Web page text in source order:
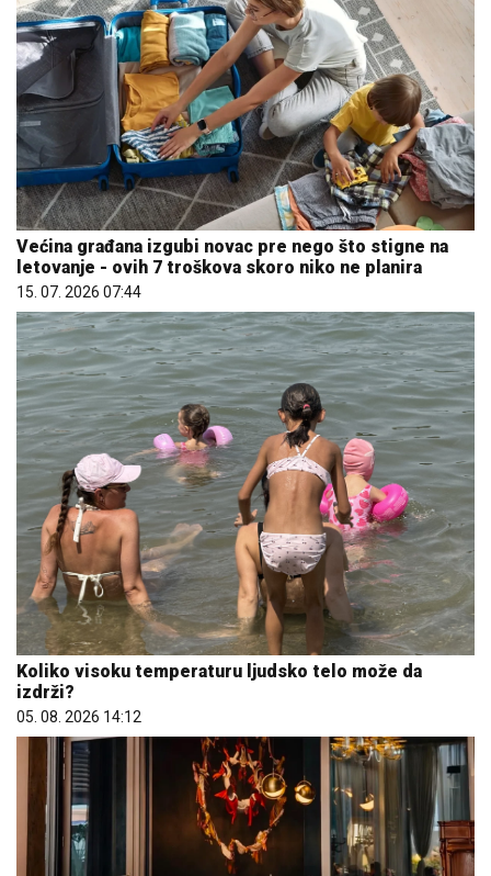
Većina građana izgubi novac pre nego što stigne na
letovanje - ovih 7 troškova skoro niko ne planira
15. 07. 2026 07:44
Koliko visoku temperaturu ljudsko telo može da
izdrži?
05. 08. 2026 14:12